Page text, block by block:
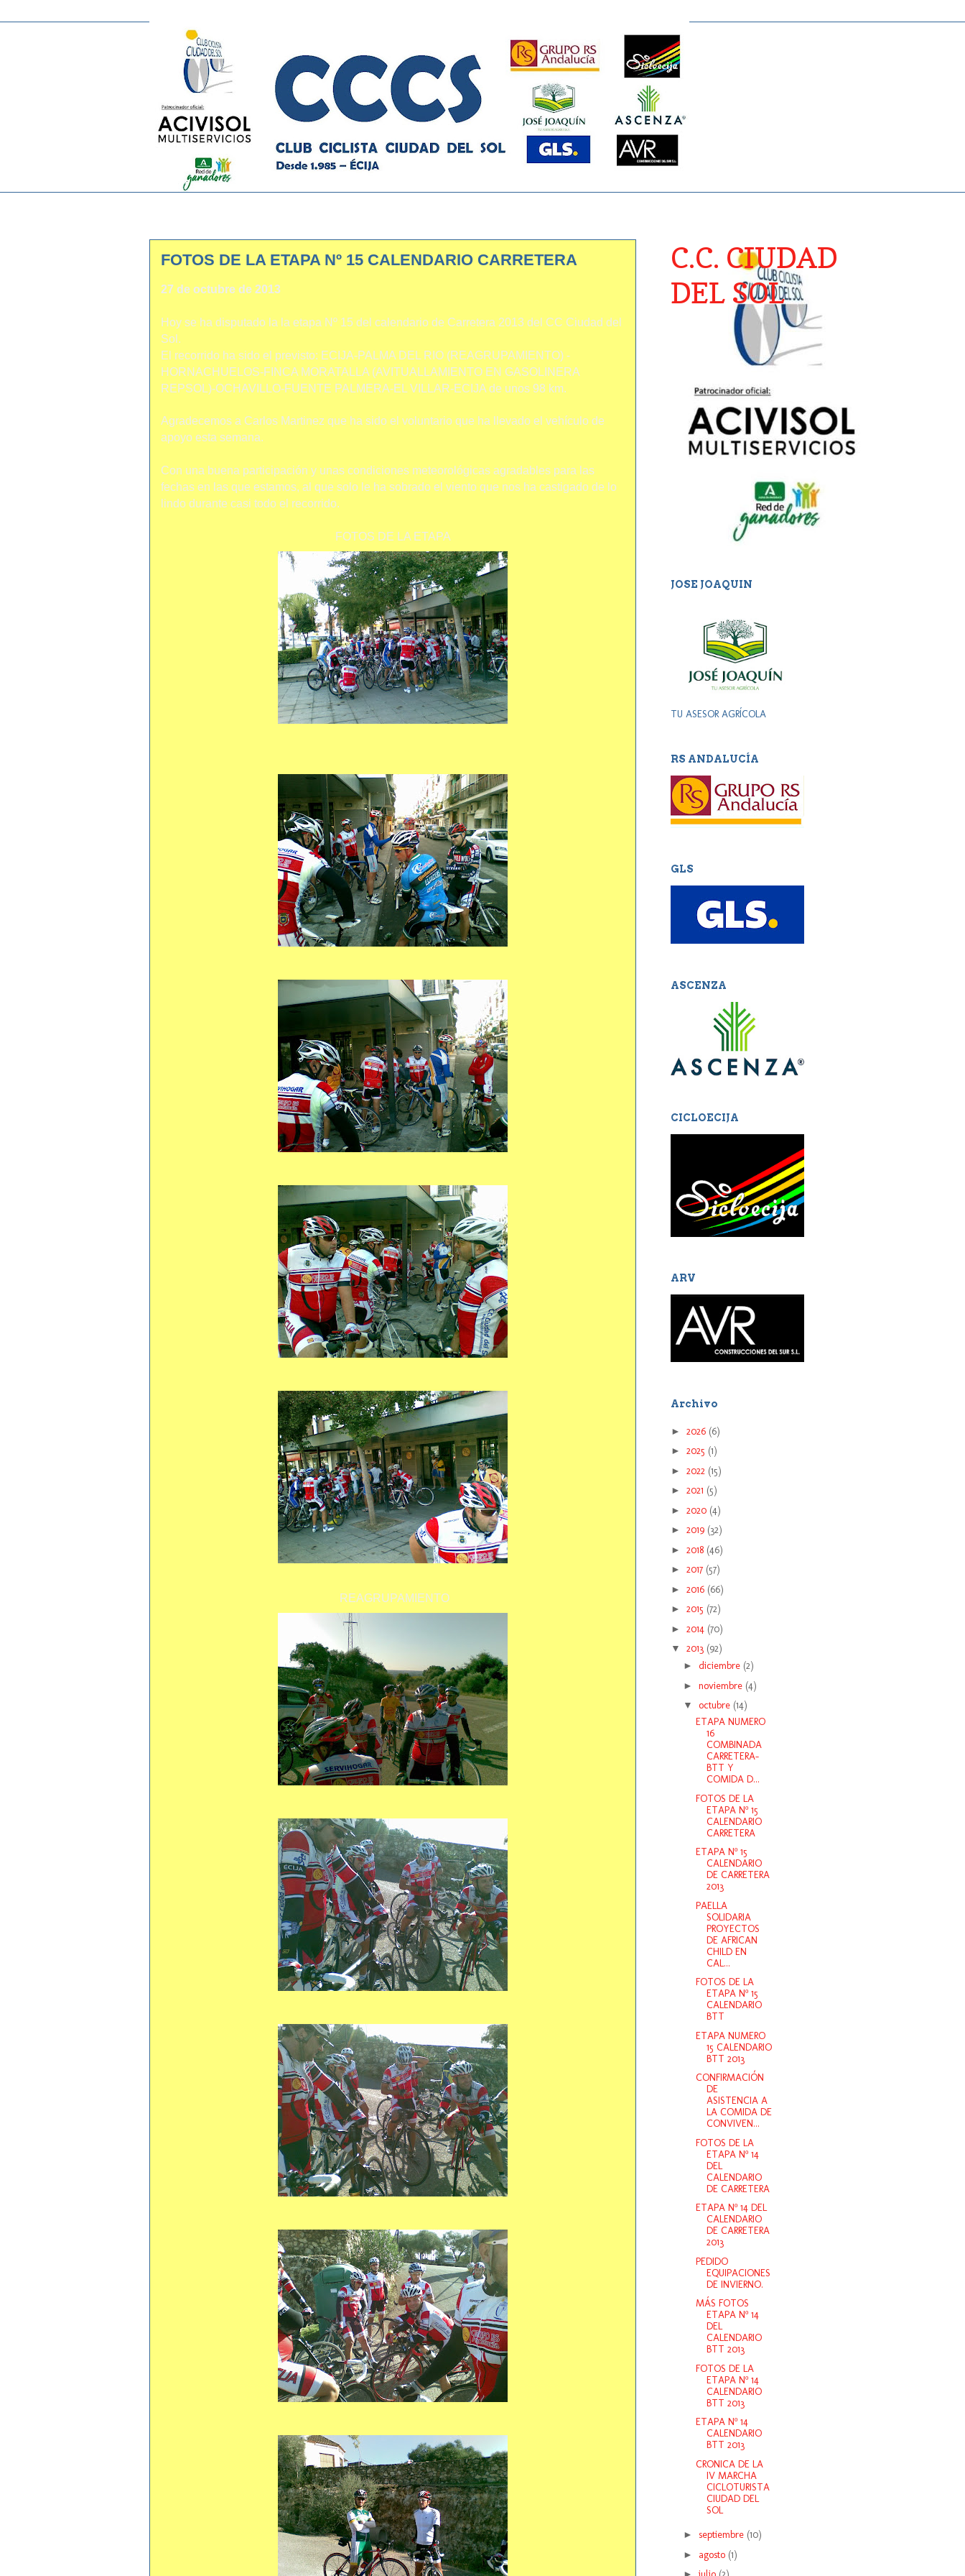
FOTOS DE LA ETAPA Nº 15 CALENDARIO CARRETERA
27 de octubre de 2013
Hoy se ha disputado la la etapa Nº 15 del calendario de Carretera 2013 del CC Ciudad del
Sol.
El recorrido ha sido el previsto: ECIJA-PALMA DEL RIO (REAGRUPAMIENTO) -
HORNACHUELOS-FINCA MORATALLA (AVITUALLAMIENTO EN GASOLINERA
REPSOL)-OCHAVILLO-FUENTE PALMERA-EL VILLAR-ECIJA de unos 98 km.
Agradecemos a Carlos Martinez que ha sido el voluntario que ha llevado el vehículo de
apoyo esta semana.
Con una buena participación y unas condiciones meteorológicas agradables para las
fechas en las que estamos, al que solo le ha sobrado el viento que nos ha castigado de lo
lindo durante casi todo el recorrido.
FOTOS DE LA ETAPA
REAGRUPAMIENTO
C.C. CIUDAD
DEL SOL
JOSE JOAQUIN
TU ASESOR AGRÍCOLA
RS ANDALUCÍA
GLS
ASCENZA
CICLOECIJA
ARV
Archivo
► 2026 (6)
► 2025 (1)
► 2022 (15)
► 2021 (5)
► 2020 (4)
► 2019 (32)
► 2018 (46)
► 2017 (57)
► 2016 (66)
► 2015 (72)
► 2014 (70)
▼ 2013 (92)
► diciembre (2)
► noviembre (4)
▼ octubre (14)
ETAPA NUMERO
16
COMBINADA
CARRETERA-
BTT Y
COMIDA D...
FOTOS DE LA
ETAPA Nº 15
CALENDARIO
CARRETERA
ETAPA Nº 15
CALENDARIO
DE CARRETERA
2013
PAELLA
SOLIDARIA
PROYECTOS
DE AFRICAN
CHILD EN
CAL...
FOTOS DE LA
ETAPA Nº 15
CALENDARIO
BTT
ETAPA NUMERO
15 CALENDARIO
BTT 2013
CONFIRMACIÓN
DE
ASISTENCIA A
LA COMIDA DE
CONVIVEN...
FOTOS DE LA
ETAPA Nº 14
DEL
CALENDARIO
DE CARRETERA
ETAPA Nº 14 DEL
CALENDARIO
DE CARRETERA
2013
PEDIDO
EQUIPACIONES
DE INVIERNO.
MÁS FOTOS
ETAPA Nº 14
DEL
CALENDARIO
BTT 2013
FOTOS DE LA
ETAPA Nº 14
CALENDARIO
BTT 2013
ETAPA Nº 14
CALENDARIO
BTT 2013
CRONICA DE LA
IV MARCHA
CICLOTURISTA
CIUDAD DEL
SOL
► septiembre (10)
► agosto (1)